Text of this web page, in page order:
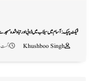
فیکٹ چیک: آسام میں سیلاب میں ڈوبی اور تباہ شدہ
Khushboo Singh
اگست 5, 2026